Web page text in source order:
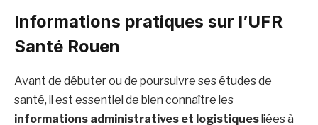
Informations pratiques sur l’UFR
Santé Rouen
Avant de débuter ou de poursuivre ses études de
santé, il est essentiel de bien connaître les
informations administratives et logistiques liées à